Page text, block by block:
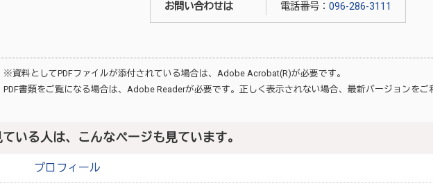
お問い合わせは
電話番号： 096-286-3111
※資料としてPDFファイルが添付されている場合は、 Adobe Acrobat(R)が必要です。
PDF書類をご覧になる場合は、 Adobe Readerが必要です。正しく表示されない場合、最新バージョンをご
いる人は、こんなページも見ています。
プロフィール